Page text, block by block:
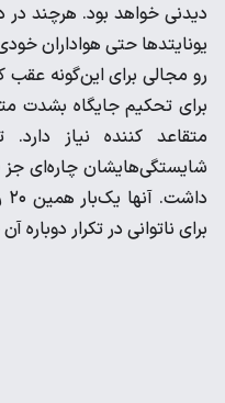
دیدنی خواهد بود. هرچند در
یونایتدها حتی هواداران
رو مجالی برای این‌گونه
برای تحکیم جایگاه بشدت
متقاعد کننده نیاز
شایستگی‌هایشان چاره‌ای
برای ناتوانی در تکرار دوباره